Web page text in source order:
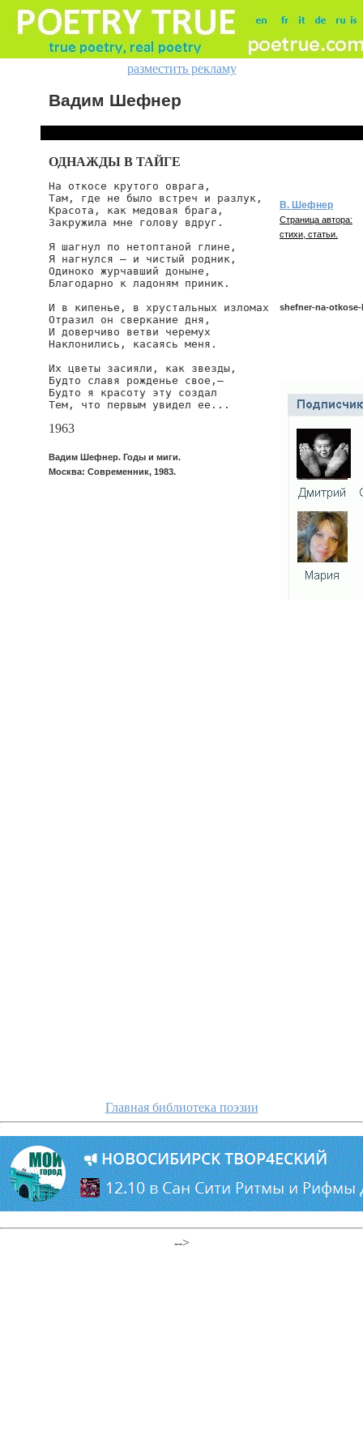
разместить рекламу
Вадим Шефнер
ОДНАЖДЫ В ТАЙГЕ
На откосе крутого оврага,
Там, где не было встреч и разлук,
Красота, как медовая брага,
Закружила мне голову вдруг.
Я шагнул по нетоптаной глине,
Я нагнулся — и чистый родник,
Одиноко журчавший доныне,
Благодарно к ладоням приник.
И в кипенье, в хрустальных изломах
Отразил он сверкание дня,
И доверчиво ветви черемух
Наклонились, касаясь меня.
Их цветы засияли, как звезды,
Будто славя рожденье свое,—
Будто я красоту эту создал
Тем, что первым увидел ее...
1963
Вадим Шефнер. Годы и миги.
Москва: Современник, 1983.
В. Шефнер
Страница автора:
стихи, статьи.
shefner-na-
Главная библиотека поэзии
-->